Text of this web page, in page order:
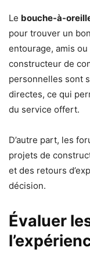
Le bouche-à-
pour trouver un bon
entourage, amis
constructeur de
personnelles sont
directes, ce qui
du service offert.
D’autre part, les
projets de
et des retours
décision.
Évaluer